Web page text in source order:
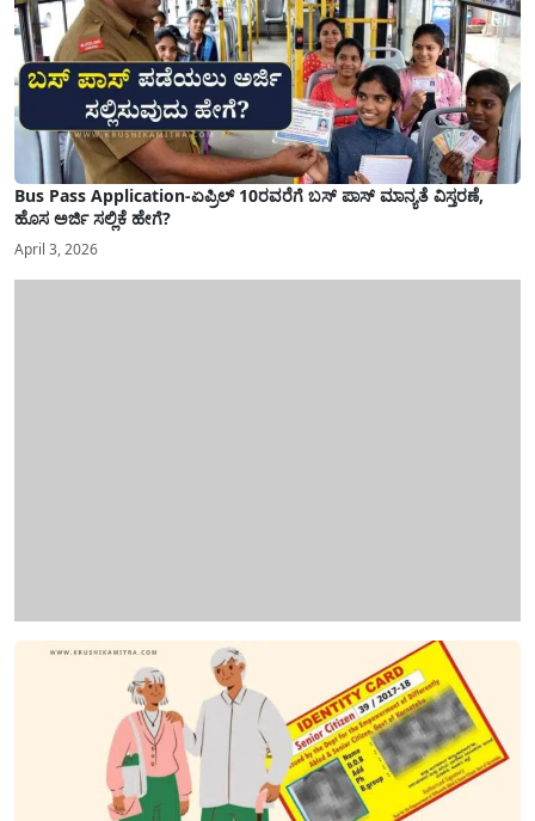
Bus Pass Application-ಏಪ್ರಿಲ್ 10ರವರೆಗೆ ಬಸ್ ಪಾಸ್ ಮಾನ್ಯತೆ ವಿಸ್ತರಣೆ,
ಹೊಸ ಅರ್ಜಿ ಸಲ್ಲಿಕೆ ಹೇಗೆ?
April 3, 2026